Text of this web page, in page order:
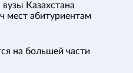
Казахстана
мест абитуриентам
на большей части